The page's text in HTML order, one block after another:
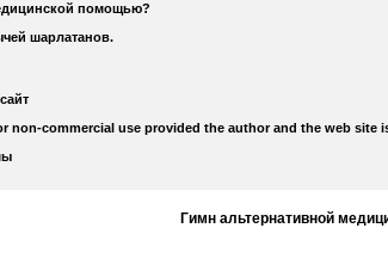
помощью?
шарлатанов.
non-commercial use provided the author and the web site
Гимн альтернативной